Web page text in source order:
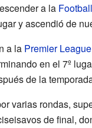
a la
y ascendió de
a la Premier League
en el 7º
de la
varias rondas,
de final,